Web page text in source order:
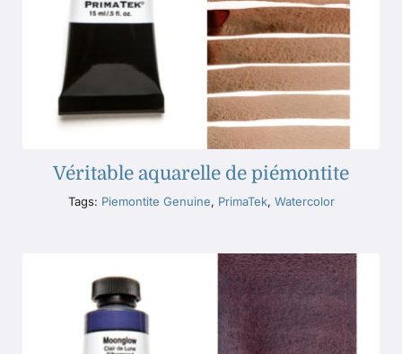
Véritable aquarelle de piémontite
Tags: Piemontite Genuine, PrimaTek, Watercolor